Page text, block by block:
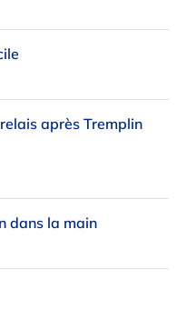
après Tremplin
dans la main